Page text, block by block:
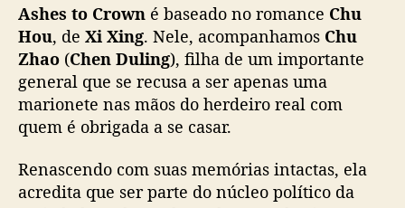
m
C
h
e
n
D
i
n
Ashes to Crown é baseado no romance Chu
Hou, de Xi Xing. Nele, acompanhamos Chu
Zhao (Chen Duling), filha de um importante
general que se recusa a ser apenas uma
marionete nas mãos do herdeiro real com
quem é obrigada a se casar.
Renascendo com suas memórias intactas, ela
acredita que ser parte do núcleo político da